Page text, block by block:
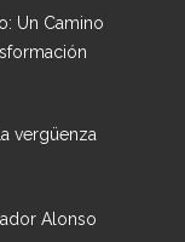
Un Camino
vergüenza
Alonso